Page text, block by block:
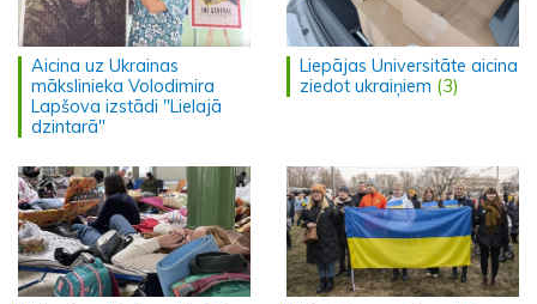
Aicina uz Ukrainas
mākslinieka Volodimira
Lapšova izstādi "Lielajā
dzintarā"
Liepājas Universitāte aicina
ziedot ukraiņiem (3)